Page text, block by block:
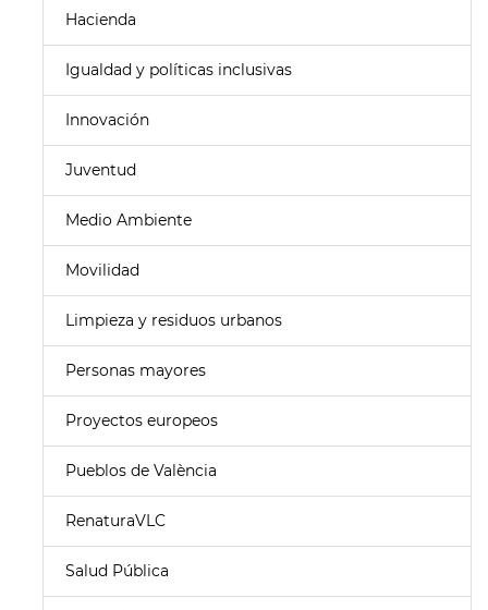
Hacienda
Igualdad y políticas inclusivas
Innovación
Juventud
Medio Ambiente
Movilidad
Limpieza y residuos urbanos
Personas mayores
Proyectos europeos
Pueblos de València
RenaturaVLC
Salud Pública